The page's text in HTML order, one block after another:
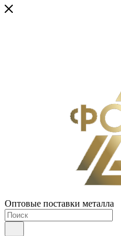
Оптовые поставки металла